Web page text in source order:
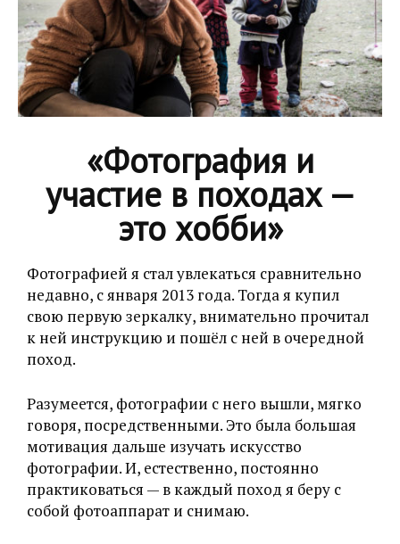
«Фотография и
участие в походах —
это хобби»
Фотографией я стал увлекаться сравнительно
недавно, с января 2013 года. Тогда я купил
свою первую зеркалку, внимательно прочитал
к ней инструкцию и пошёл с ней в очередной
поход.
Разумеется, фотографии с него вышли, мягко
говоря, посредственными. Это была большая
мотивация дальше изучать искусство
фотографии. И, естественно, постоянно
практиковаться — в каждый поход я беру с
собой фотоаппарат и снимаю.